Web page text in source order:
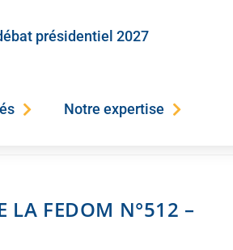
présidentiel 2027
Notre expertise
LA FEDOM N°512 –